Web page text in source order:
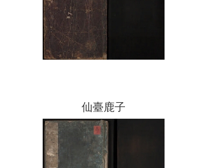
仙臺鹿子